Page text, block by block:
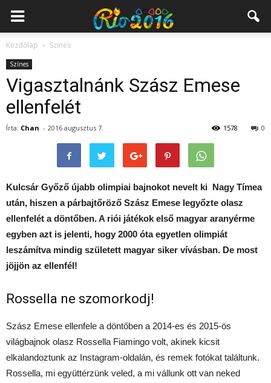
Kezdőlap Színes
Színes
Vigasztalnánk Szász Emese
ellenfelét
Írta: Chan - 2016 augusztus 7. 0
1578
Kulcsár Győző újabb olimpiai bajnokot nevelt ki Nagy Tímea
után, hiszen a párbajtőröző Szász Emese legyőzte olasz
ellenfelét a döntőben. A riói játékok első magyar aranyérme
egyben azt is jelenti, hogy 2000 óta egyetlen olimpiát
leszámítva mindig született magyar siker vívásban. De most
jöjjön az ellenfél!
Rossella ne szomorkodj!
Szász Emese ellenfele a döntőben a 2014-es és 2015-ös
világbajnok olasz Rossella Fiamingo volt, akinek kicsit
elkalandoztunk az Instagram-oldalán, és remek fotókat találtunk.
Rossella, mi együttérzünk veled, a mi vállunk ott van neked